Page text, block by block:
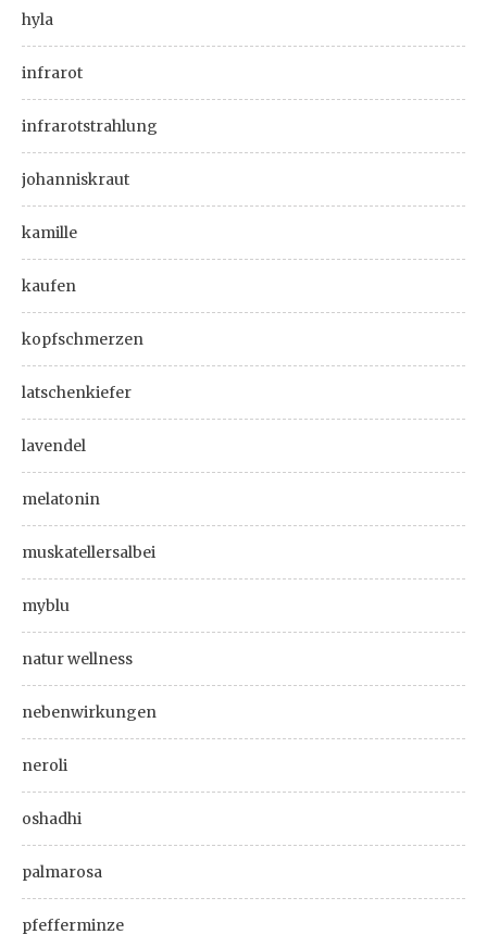
hyla
infrarot
infrarotstrahlung
johanniskraut
kamille
kaufen
kopfschmerzen
latschenkiefer
lavendel
melatonin
muskatellersalbei
myblu
natur wellness
nebenwirkungen
neroli
oshadhi
palmarosa
pfefferminze